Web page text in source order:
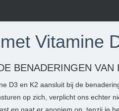
Vitamine
BENADERINGEN VAN
D3 en K2 aansluit bij de
op zich, verplicht ons echter